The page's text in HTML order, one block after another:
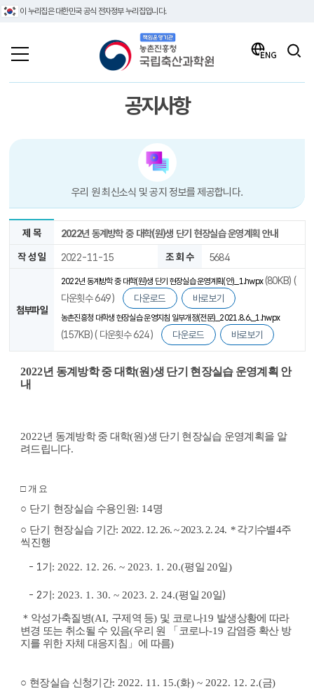
이 누리집은 대한민국 공식 전자정부 누리집입니다.
책임운영기관 농촌진흥청 국립축산과학원
공지사항
우리 원 최신소식 및 공지 정보를 제공합니다.
제 목 2022년 동계방학 중 대학(원)생 단기 현장실습 운영계획 안내
작 성 일 2022-11-15 조 회 수 5684
첨부파일
2022년 동계방학 중 대학(원)생 단기 현장실습 운영계획(안)_1.hwpx(80KB) (
다운횟수 649 )
다운로드 바로보기
농촌진흥청 대학생 현장실습 운영지침 일부개정(전문)_2021.8.6._1.hwpx
(157KB) ( 다운횟수 624 ) 다운로드 바로보기
2022년 동계방학 중 대학(원)생 단기 현장실습 운영계획 안
내
2022년 동계방학 중 대학(원)생 단기 현장실습 운영계획을 알
려드립니다.
□개 요
○ 단기 현장실습 수용인원: 14명
○ 단기 현장실습 기간: 2022. 12. 26. ~ 2023. 2. 24. *각 기수별4주
씩 진행
- 1기 : 2022. 12. 26. ~ 2023. 1. 20.(평일 20일)
- 2기 : 2023. 1. 30. ~ 2023. 2. 24.(평일 20일)
＊ 악성가축질병(AI, 구제역 등) 및 코로나19 발생상황에 따라
변경 또는 취소될 수 있음(우리 원 「코로나-19 감염증 확산 방
지를 위한 자체 대응지침 」 에 따름)
○ 현장실습 신청기간: 2022. 11. 15.(화) ~ 2022. 12. 2.(금)